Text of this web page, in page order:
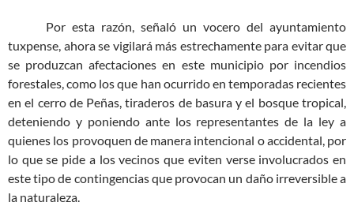
Por esta razón, señaló un vocero del ayuntamiento
tuxpense, ahora se vigilará más estrechamente para evitar que
se produzcan afectaciones en este municipio por incendios
forestales, como los que han ocurrido en temporadas recientes
en el cerro de Peñas, tiraderos de basura y el bosque tropical,
deteniendo y poniendo ante los representantes de la ley a
quienes los provoquen de manera intencional o accidental, por
lo que se pide a los vecinos que eviten verse involucrados en
este tipo de contingencias que provocan un daño irreversible a
la naturaleza.